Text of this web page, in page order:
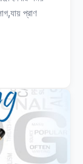
প্রাণ